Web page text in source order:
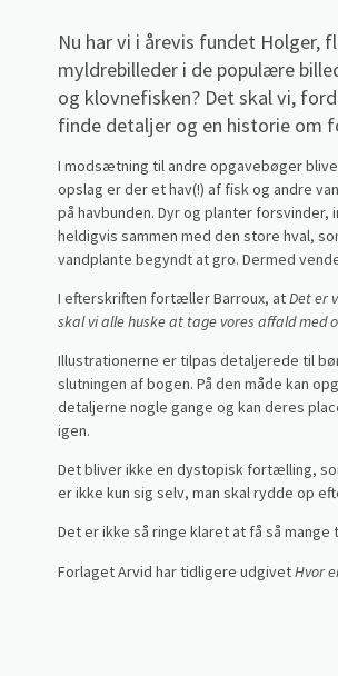
Nu har vi i årevis fundet Holger,
myldrebilleder i de populære
og klovnefisken? Det skal vi,
finde detaljer og en historie om
I modsætning til andre opgavebøger
opslag er der et hav(!) af fisk og andre
på havbunden. Dyr og planter
heldigvis sammen med den store hval,
vandplante begyndt at gro. Dermed
I efterskriften fortæller Barroux, atDet er
skal vi alle huske at tage vores affald med
Illustrationerne er tilpas detaljerede til
slutningen af bogen. På den måde kan
detaljerne nogle gange og kan deres
igen.
Det bliver ikke en dystopisk fortælling,
er ikke kun sig selv, man skal rydde op
Det er ikke så ringe klaret at få så
Forlaget Arvid har tidligere udgivetHvor